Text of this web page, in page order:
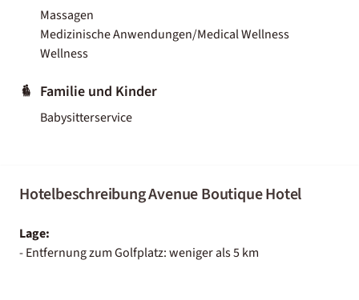
Massagen
Medizinische Anwendungen/Medical Wellness
Wellness
Familie und Kinder
Babysitterservice
Hotelbeschreibung Avenue Boutique Hotel
Lage:
- Entfernung zum Golfplatz: weniger als 5 km